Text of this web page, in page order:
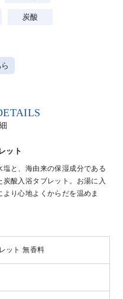
炭酸
ット
と、海由来の保湿成分である
酸入浴タブレット。お湯に入
り心地よくからだを温めま
ット 無香料